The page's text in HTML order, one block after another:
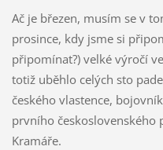
Ač je březen, musím se v
prosince, kdy jsme si
připomínat?) velké výročí
totiž uběhlo celých sto
českého vlastence,
prvního československého
Kramáře.